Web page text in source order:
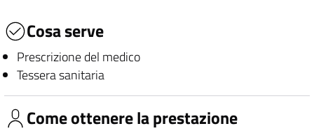
Cosa serve
Prescrizione del medico
Tessera sanitaria
Come ottenere la prestazione